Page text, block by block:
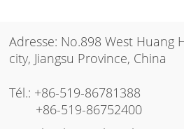
Adresse: No.898 West Huang
city, Jiangsu Province, China
Tél.: +86-519-86781388
+86-519-86752400